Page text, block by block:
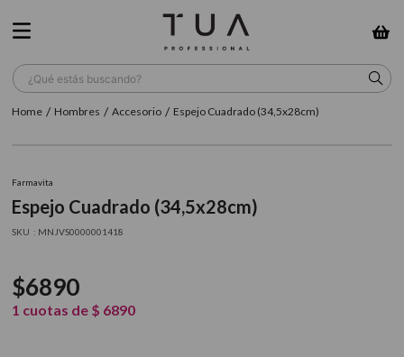
¿Qué estás buscando?
Hombres Accesorio Espejo Cuadrado (34,5x28cm)
Farmavita
Espejo Cuadrado (34,5x28cm)
: MNJVS0000001418
$6890
1 cuotas de $ 6890
TÉRMINOS MÁS BUSCADOS
5. cepillo
6. gama